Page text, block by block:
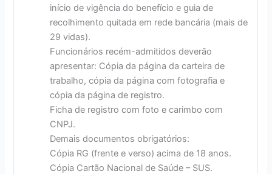
início de vigência do benefício e guia de
recolhimento quitada em rede bancária (mais de
29 vidas).
Funcionários recém-admitidos deverão
apresentar: Cópia da página da carteira de
trabalho, cópia da página com fotografia e
cópia da página de registro.
Ficha de registro com foto e carimbo com
CNPJ.
Demais documentos obrigatórios:
Cópia RG (frente e verso) acima de 18 anos.
Cópia Cartão Nacional de Saúde – SUS.